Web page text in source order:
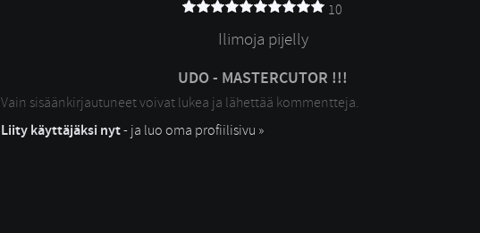
10
Ilimoja pijelly
UDO - MASTERCUTOR !!!
Vain sisäänkirjautuneet voivat lukea ja lähettää kommentteja.
Liity käyttäjäksi nyt- ja luo oma profiilisivu »